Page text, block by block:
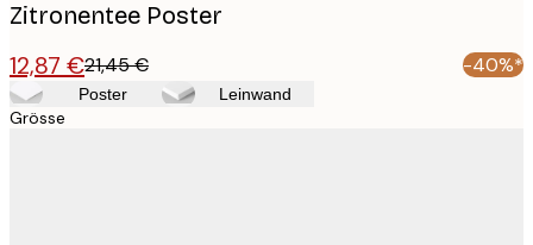
Zitronentee Poster
12,87 €21,45 € -40%*
Poster Leinwand
Grösse